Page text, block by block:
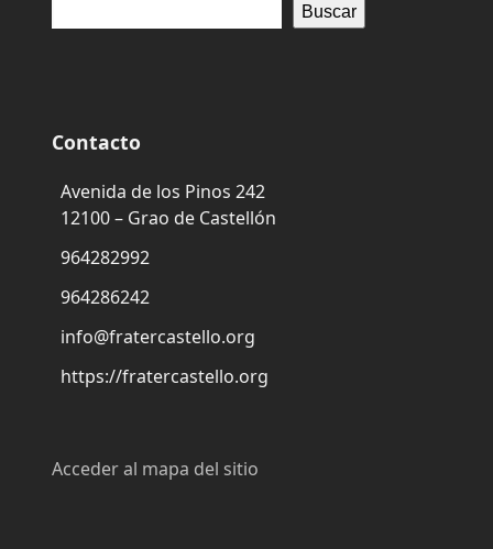
Buscar
Contacto
Avenida de los Pinos 242
12100 – Grao de Castellón
964282992
964286242
info@fratercastello.org
https://fratercastello.org
Acceder al mapa del sitio